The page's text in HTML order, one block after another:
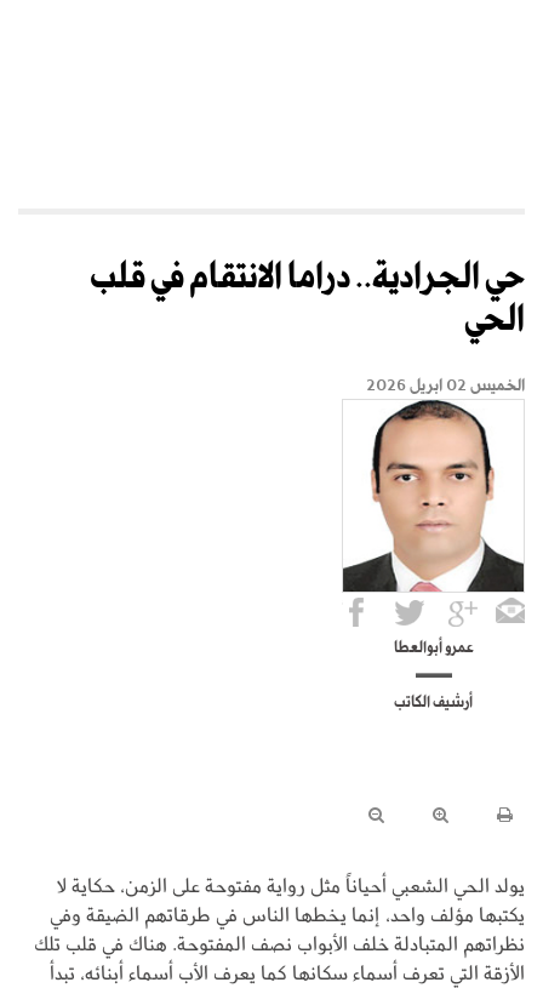
حي الجرادية.. دراما الانتقام في قلب
الحي
الخميس 02 ابريل 2026
عمرو أبوالعطا
أرشيف الكاتب
يولد الحي الشعبي أحياناً مثل رواية مفتوحة على الزمن، حكاية لا
يكتبها مؤلف واحد، إنما يخطها الناس في طرقاتهم الضيقة وفي
نظراتهم المتبادلة خلف الأبواب نصف المفتوحة. هناك في قلب تلك
الأزقة التي تعرف أسماء سكانها كما يعرف الأب أسماء أبنائه، تبدأ